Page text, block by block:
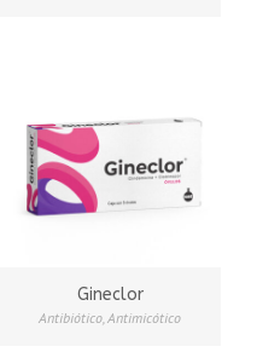
Gineclor
Antibiótico Antimicótico